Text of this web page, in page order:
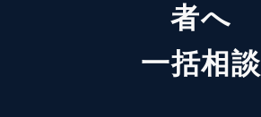
者へ
一括相談